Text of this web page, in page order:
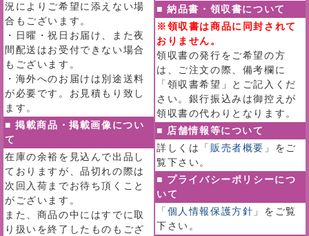
況によりご希望に添えない場
合もございます。
・日曜・祝日お届け、また夜
間配送はお受付できない場合
もございます。
・海外へのお届けは別途送料
が必要です。お見積もり致し
ます。
■ 掲載商品・掲載画像につい
て
在庫の余裕を見込んで出品し
ておりますが、品切れの際は
次回入荷までお待ち頂くこと
がございます。
また、商品の中にはすでに取
り扱いを終了したものもござ
■ 納品書・領収書について
※領収書は商品に同封されて
おりません。
領収書の発行をご希望の方
は、ご注文の際、備考欄に
「領収書希望」とご記入くだ
さい。銀行振込みは御控えが
領収書の代わりとなります。
■ 店舗情報等について
詳しくは
「販売者概要」 をご
覧下さい。
■ プライバシーポリシーにつ
いて
「個人情報保護方針」 をご覧
下さい。